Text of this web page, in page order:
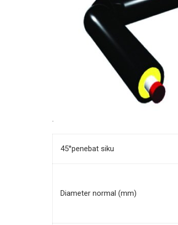
.
45°penebat siku
Diameter normal (mm)